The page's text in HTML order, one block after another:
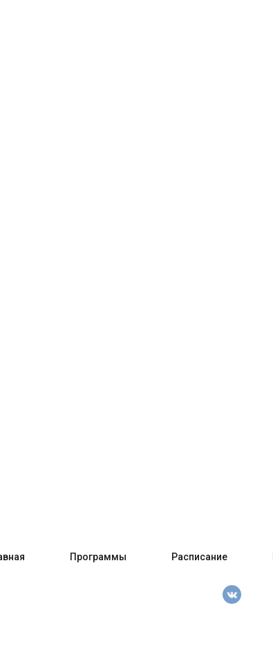
Программы Расписание